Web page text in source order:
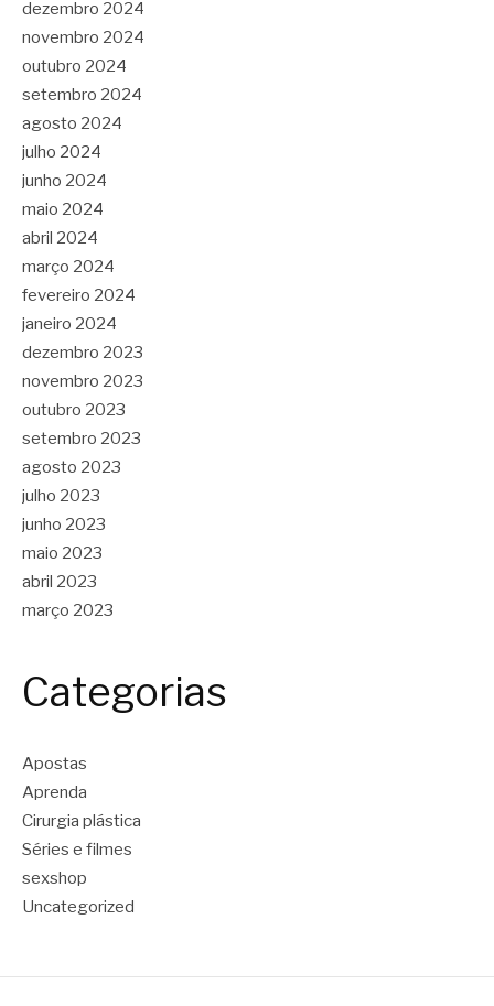
dezembro 2024
novembro 2024
outubro 2024
setembro 2024
agosto 2024
julho 2024
junho 2024
maio 2024
abril 2024
março 2024
fevereiro 2024
janeiro 2024
dezembro 2023
novembro 2023
outubro 2023
setembro 2023
agosto 2023
julho 2023
junho 2023
maio 2023
abril 2023
março 2023
Categorias
Apostas
Aprenda
Cirurgia plástica
Séries e filmes
sexshop
Uncategorized